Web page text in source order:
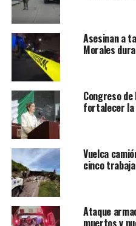
Asesinan a
Morales
Congreso
fortalecer la
Vuelca
cinco
Ataque
muertos y